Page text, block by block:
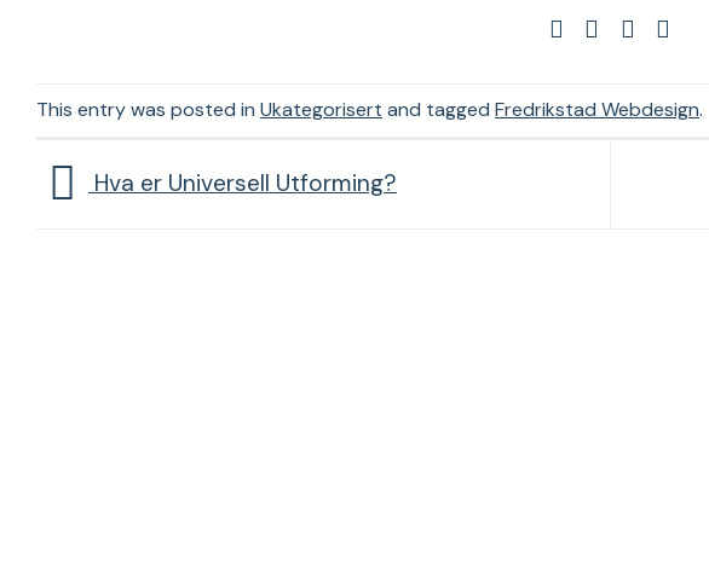
This entry was posted in Ukategorisert and tagged Fredrikstad Webdesign.
Hva er Universell Utforming?